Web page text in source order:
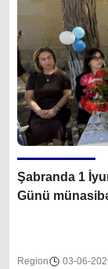
Şabranda 1
Günü
Region 03-06-